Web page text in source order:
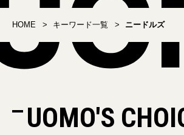
HOME キーワード一覧 ニードルズ
UOMO'S